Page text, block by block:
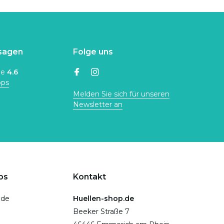
4.6
Folge uns
Melden Sie sich für unseren
Newsletter an
Kontakt
Huellen-shop.de
Beeker Straße 7